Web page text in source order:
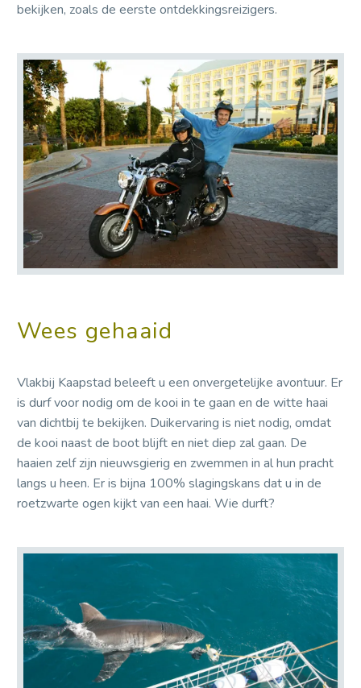
bekijken, zoals de eerste ontdekkingsreizigers.
Wees gehaaid
Vlakbij Kaapstad beleeft u een onvergetelijke avontuur. Er
is durf voor nodig om de kooi in te gaan en de witte haai
van dichtbij te bekijken. Duikervaring is niet nodig, omdat
de kooi naast de boot blijft en niet diep zal gaan. De
haaien zelf zijn nieuwsgierig en zwemmen in al hun pracht
langs u heen. Er is bijna 100% slagingskans dat u in de
roetzwarte ogen kijkt van een haai. Wie durft?